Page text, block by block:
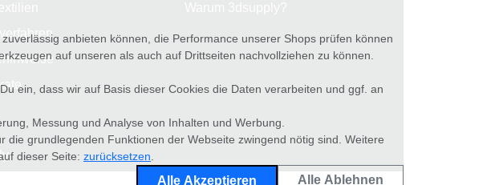
anbieten können, die Performance unserer Shops prüfen können
auf unseren als auch auf Drittseiten nachvollziehen zu können.
ein, dass wir auf Basis dieser Cookies die Daten verarbeiten und ggf. an
Messung und Analyse von Inhalten und Werbung.
grundlegenden Funktionen der Webseite zwingend nötig sind. Weitere
dieser Seite: zurücksetzen
Alle Akzeptieren Alle Ablehnen